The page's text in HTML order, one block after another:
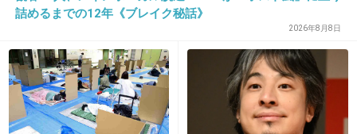
高橋みなみがパンツ見せながらおっさんに抱き
ついてるやつ
+3696
詰めるまでの12年《ブレイク秘話》
2026年8月8日